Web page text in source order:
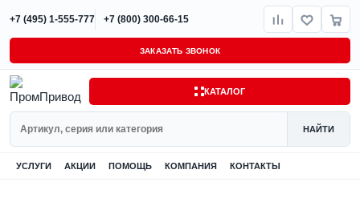
+7 (495) 1-555-777 +7 (800) 300-66-15
ЗАКАЗАТЬ ЗВОНОК
КАТАЛОГ
НАЙТИ
УСЛУГИ АКЦИИ ПОМОЩЬ КОМПАНИЯ КОНТАКТЫ